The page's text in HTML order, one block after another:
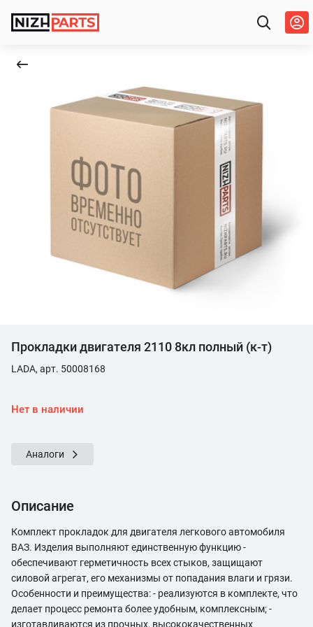
Прокладки двигателя 2110 8кл полный (к-т)
LADA, арт. 50008168
Нет в наличии
Аналоги
Описание
Комплект прокладок для двигателя легкового автомобиля
ВАЗ. Изделия выполняют единственную функцию -
обеспечивают герметичность всех стыков, защищают
силовой агрегат, его механизмы от попадания влаги и грязи.
Особенности и преимущества: - реализуются в комплекте, что
делает процесс ремонта более удобным, комплексным; -
изготавливаются из прочных, высококачественных